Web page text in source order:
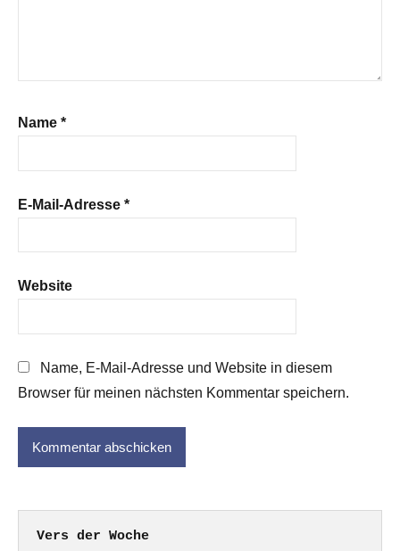
Name *
E-Mail-Adresse *
Website
Name, E-Mail-Adresse und Website in diesem
Browser für meinen nächsten Kommentar speichern.
Vers der Woche